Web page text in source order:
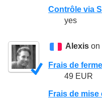
Contrôle via
yes
Alexis on
Frais de
49 EUR
Frais de